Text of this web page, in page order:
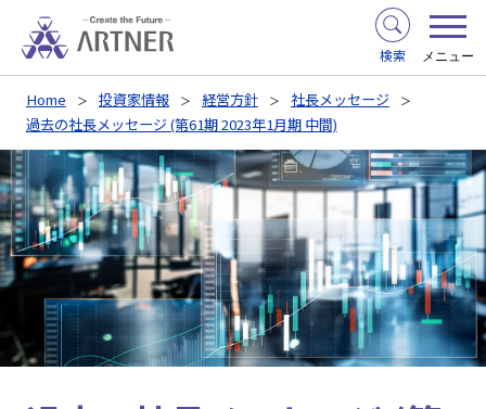
検索 メニュー
Home 投資家情報 経営方針
社長メッセージ
過去の社長メッセージ (第61期 2023年1月期 中間)